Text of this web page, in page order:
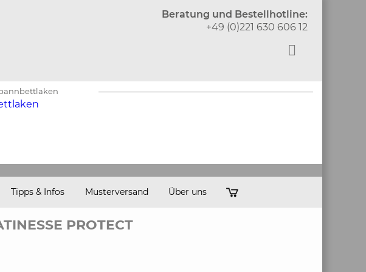
Beratung und Bestellhotline:
+49 (0)221 630 606 12
Tipps & Infos Musterversand Über uns
PROTECT